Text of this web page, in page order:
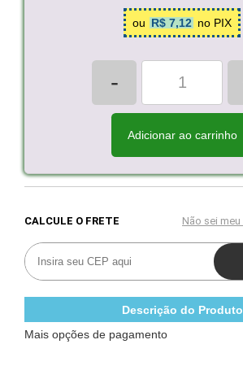
ou R$ 7,12 no PIX
-
Adicionar ao carrinho
Descrição do Produto
Mais opções de pagamento